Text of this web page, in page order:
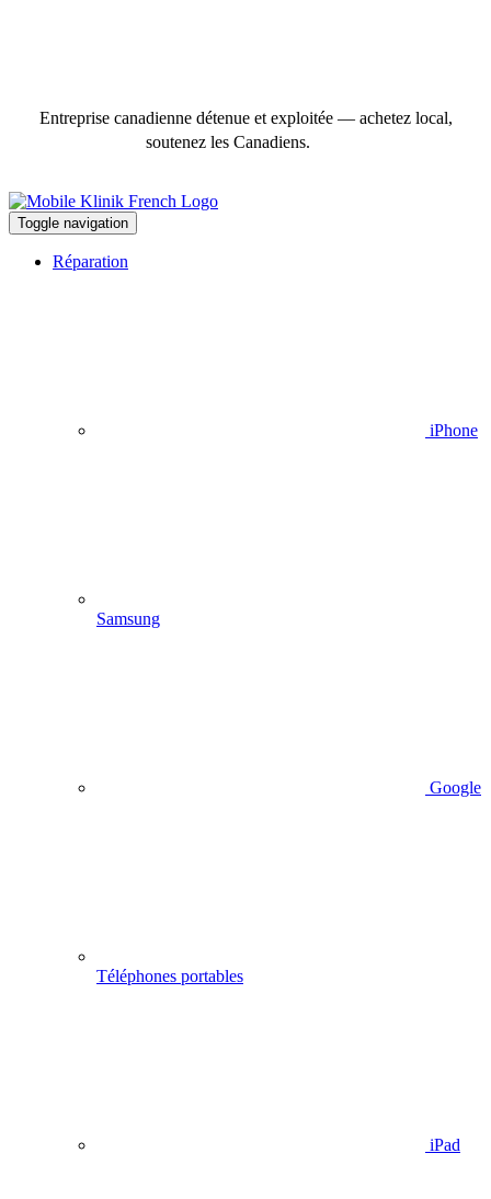
Entreprise canadienne détenue et exploitée — achetez local,
soutenez les Canadiens.
Toggle navigation
Réparation
iPhone
Samsung
Google
Téléphones portables
iPad